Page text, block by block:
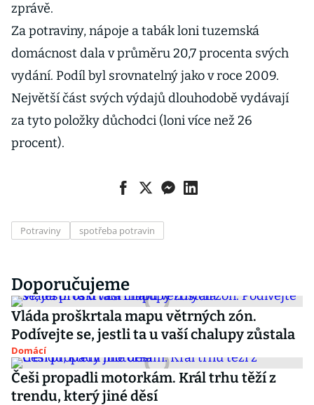
zprávě.
Za potraviny, nápoje a tabák loni tuzemská
domácnost dala v průměru 20,7 procenta svých
vydání. Podíl byl srovnatelný jako v roce 2009.
Největší část svých výdajů dlouhodobě vydávají
za tyto položky důchodci (loni více než 26
procent).
Potraviny spotřeba potravin
Doporučujeme
Vláda proškrtala mapu větrných zón.
Podívejte se, jestli ta u vaší chalupy zůstala
Domácí
Češi propadli motorkám. Král trhu těží z
trendu, který jiné děsí